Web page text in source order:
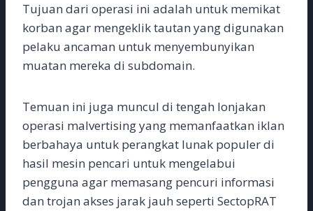
Tujuan dari operasi ini adalah untuk memikat
korban agar mengeklik tautan yang digunakan
pelaku ancaman untuk menyembunyikan
muatan mereka di subdomain.
Temuan ini juga muncul di tengah lonjakan
operasi malvertising yang memanfaatkan iklan
berbahaya untuk perangkat lunak populer di
hasil mesin pencari untuk mengelabui
pengguna agar memasang pencuri informasi
dan trojan akses jarak jauh seperti SectopRAT